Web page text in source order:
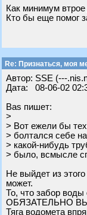
Как минимум
Кто бы еще помог
Re: Признаться, моя
Автор: SSE (---
Дата: 08-06-02
Bas пишет:
>
> Вот ежели бы
> болтался себе
> какой-нибудь
> было, всмысле
Не выйдет из
может.
То, что забор
ОБЯЗАТЕЛЬНО
Тяга водомета